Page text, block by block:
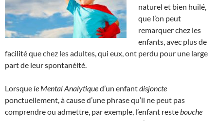
naturel et bien huilé,
que l’on peut
remarquer chez les
enfants, avec plus de
facilité que chez les adultes, qui eux, ont perdu pour une large
part de leur spontanéité.
Lorsque le Mental Analytiqued’un enfantdisjoncte
ponctuellement, à cause d’une phrase qu’il ne peut pas
comprendre ou admettre, par exemple, l’enfant reste bouche